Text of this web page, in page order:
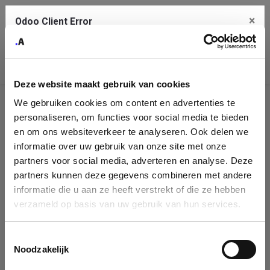
Deze website maakt gebruik van cookies
We gebruiken cookies om content en advertenties te
personaliseren, om functies voor social media te bieden
en om ons websiteverkeer te analyseren. Ook delen we
informatie over uw gebruik van onze site met onze
partners voor social media, adverteren en analyse. Deze
partners kunnen deze gegevens combineren met andere
informatie die u aan ze heeft verstrekt of die ze hebben
verzameld op basis van uw gebruik van hun services.
Noodzakelijk
Company
Identification
Please fill in your company details
You can search a company in our database by name, VAT or
enterprise ID. When a company is selected it will auto-complete the
form. If you don't find your company in our database, you can create
Odoo Client Error ×
service.
See details
Ok